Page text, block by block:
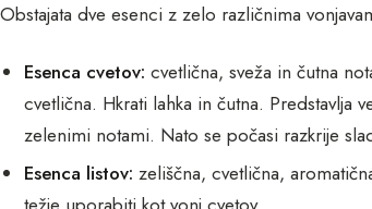
Obstajata dve esenci z zelo različnima
Esenca cvetov: cvetlična, sveža in čutna
cvetlična. Hkrati lahka in čutna. Predstavlja
zelenimi notami. Nato se počasi razkrije
Esenca listov: zeliščna, cvetlična,